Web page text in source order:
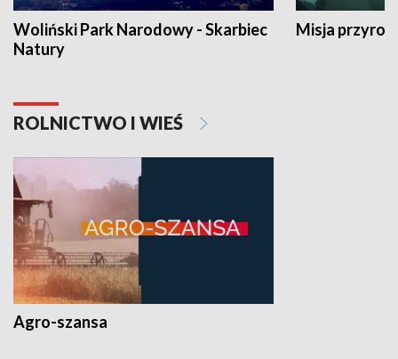
Woliński Park Narodowy - Skarbiec
Natury
Misja
ROLNICTWO I WIEŚ
Agro-szansa